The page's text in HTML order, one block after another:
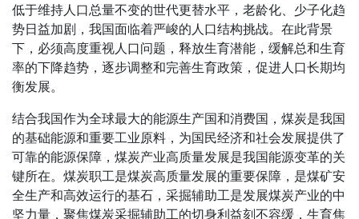
低于维持人口总量不变的世代更替水平，老龄化、少子化趋
势日益加剧，我国面临着严峻的人口结构挑战。在此背景
下，必须高度重视人口问题，释放生育潜能，缓解总和生育
率的下降趋势，逐步调整和完善生育政策，促进人口长期均
衡发展。
结合我国作为全球最大的能源生产国和消费国，煤炭是我国
的基础能源和重要工业原料，为国民经济和社会发展提供了
可靠的能源保障，煤炭产业高质量发展是我国能源变革的关
键所在。煤炭职工是煤炭高质量发展的重要保障，是煤矿安
全生产和高效运行的基石，采掘辅助工是发展煤炭产业的中
坚力量，聚焦煤炭采掘辅助工的切身利益刻不容缓，生育焦